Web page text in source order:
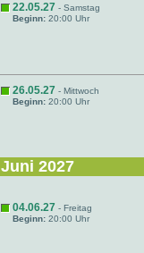
22.05.27 - Samstag
Beginn: 20:00 Uhr
26.05.27 - Mittwoch
Beginn: 20:00 Uhr
Juni 2027
04.06.27 - Freitag
Beginn: 20:00 Uhr